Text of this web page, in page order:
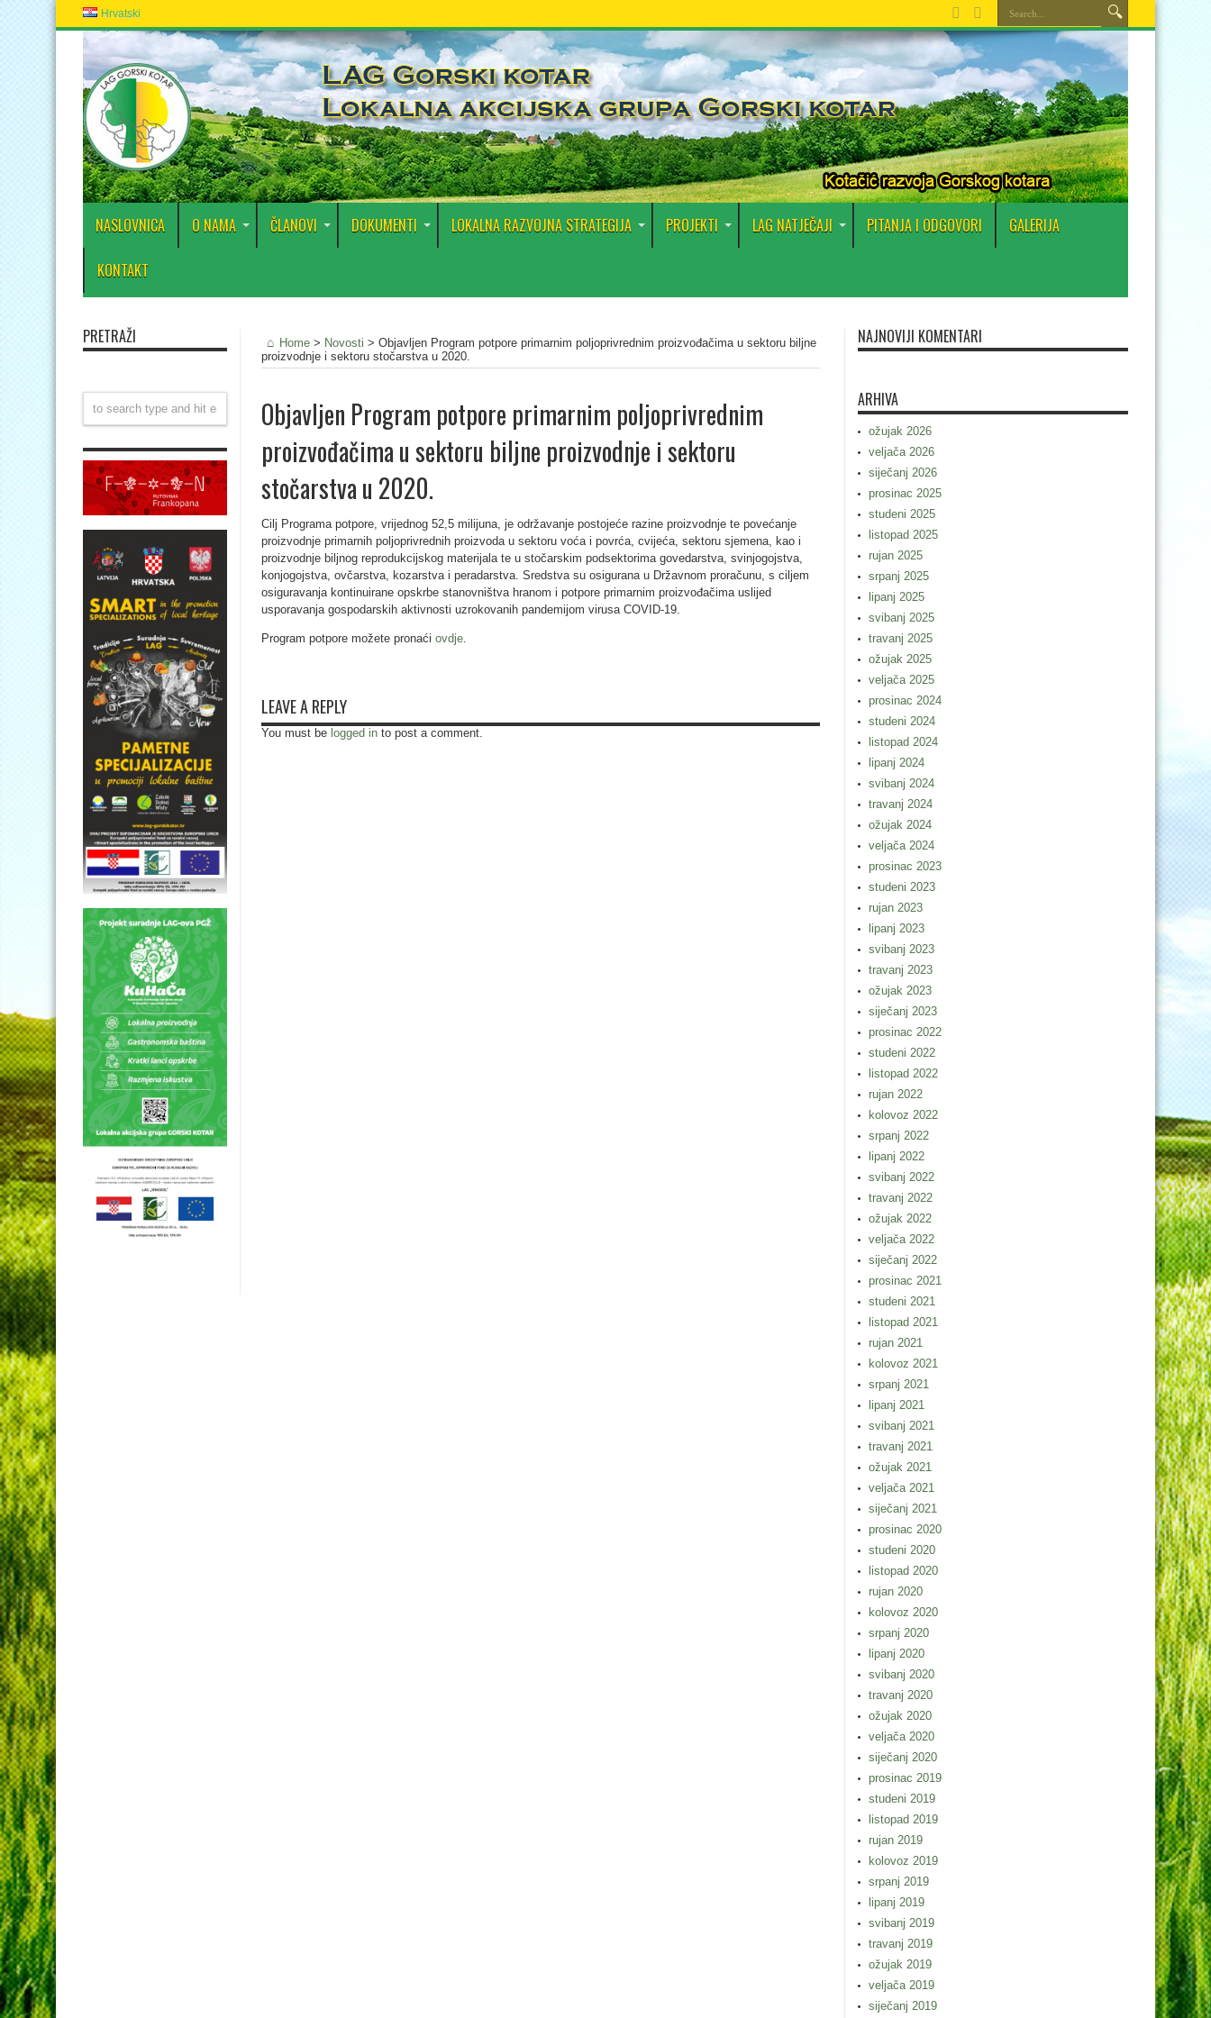
Hrvatski
NASLOVNICA O NAMA ČLANOVI DOKUMENTI LOKALNA RAZVOJNA STRATEGIJA PROJEKTI LAG NATJEČAJI PITANJA I ODGOVORI GALERIJA
KONTAKT
Home > Novosti > Objavljen Program potpore primarnim poljoprivrednim proizvođačima u sektoru biljne
proizvodnje i sektoru stočarstva u 2020.
Objavljen Program potpore primarnim poljoprivrednim
proizvođačima u sektoru biljne proizvodnje i sektoru
stočarstva u 2020.
Cilj Programa potpore, vrijednog 52,5 milijuna, je održavanje postojeće razine proizvodnje te povećanje
proizvodnje primarnih poljoprivrednih proizvoda u sektoru voća i povrća, cvijeća, sektoru sjemena, kao i
proizvodnje biljnog reprodukcijskog materijala te u stočarskim podsektorima govedarstva, svinjogojstva,
konjogojstva, ovčarstva, kozarstva i peradarstva. Sredstva su osigurana u Državnom proračunu, s ciljem
osiguravanja kontinuirane opskrbe stanovništva hranom i potpore primarnim proizvođačima uslijed
usporavanja gospodarskih aktivnosti uzrokovanih pandemijom virusa COVID-19.
Program potpore možete pronaći ovdje.
LEAVE A REPLY
You must be logged in to post a comment.
PRETRAŽI NAJNOVIJI KOMENTARI
ARHIVA
ožujak 2026
veljača 2026
siječanj 2026
prosinac 2025
studeni 2025
listopad 2025
rujan 2025
srpanj 2025
lipanj 2025
svibanj 2025
travanj 2025
ožujak 2025
veljača 2025
prosinac 2024
studeni 2024
listopad 2024
lipanj 2024
svibanj 2024
travanj 2024
ožujak 2024
veljača 2024
prosinac 2023
studeni 2023
rujan 2023
lipanj 2023
svibanj 2023
travanj 2023
ožujak 2023
siječanj 2023
prosinac 2022
studeni 2022
listopad 2022
rujan 2022
kolovoz 2022
srpanj 2022
lipanj 2022
svibanj 2022
travanj 2022
ožujak 2022
veljača 2022
siječanj 2022
prosinac 2021
studeni 2021
listopad 2021
rujan 2021
kolovoz 2021
srpanj 2021
lipanj 2021
svibanj 2021
travanj 2021
ožujak 2021
veljača 2021
siječanj 2021
prosinac 2020
studeni 2020
listopad 2020
rujan 2020
kolovoz 2020
srpanj 2020
lipanj 2020
svibanj 2020
travanj 2020
ožujak 2020
veljača 2020
siječanj 2020
prosinac 2019
studeni 2019
listopad 2019
rujan 2019
kolovoz 2019
srpanj 2019
lipanj 2019
svibanj 2019
travanj 2019
ožujak 2019
veljača 2019
siječanj 2019